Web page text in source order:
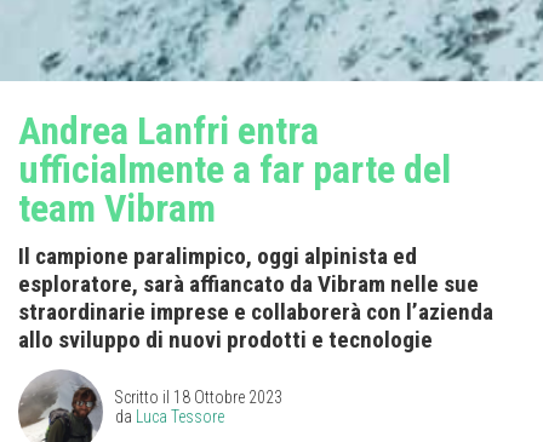
Andrea Lanfri entra
ufficialmente a far parte del
team Vibram
Il campione paralimpico, oggi alpinista ed
esploratore, sarà affiancato da Vibram nelle sue
straordinarie imprese e collaborerà con l’azienda
allo sviluppo di nuovi prodotti e tecnologie
Scritto il 18 Ottobre 2023
da
Luca Tessore